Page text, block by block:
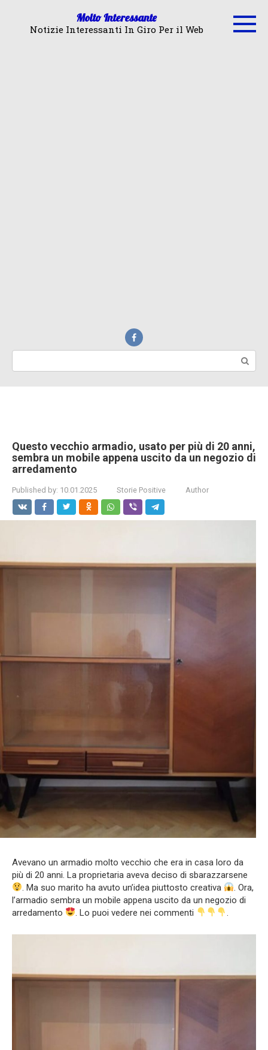
Molto Interessante
Notizie Interessanti In Giro Per il Web
Questo vecchio armadio, usato per più di 20 anni,
sembra un mobile appena uscito da un negozio di
arredamento
Published by: 10.01.2025 Storie Positive Author
Avevano un armadio molto vecchio che era in casa loro da
più di 20 anni. La proprietaria aveva deciso di sbarazzarsene
. Ma suo marito ha avuto un’idea piuttosto creativa
. Ora,
l’armadio sembra un mobile appena uscito da un negozio di
arredamento
. Lo puoi vedere nei commenti .